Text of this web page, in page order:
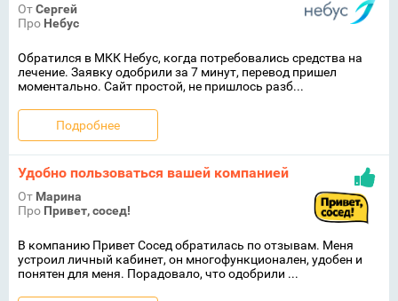
ОтСергей
Про Небус
Обратился в МКК Небус, когда потребовались средства на
лечение. Заявку одобрили за 7 минут, перевод пришел
моментально. Сайт простой, не пришлось разб...
Подробнее
Удобно пользоваться вашей компанией
От Марина
Про Привет, сосед!
В компанию Привет Сосед обратилась по отзывам. Меня
устроил личный кабинет, он многофункционален, удобен и
понятен для меня. Порадовало, что одобрили ...